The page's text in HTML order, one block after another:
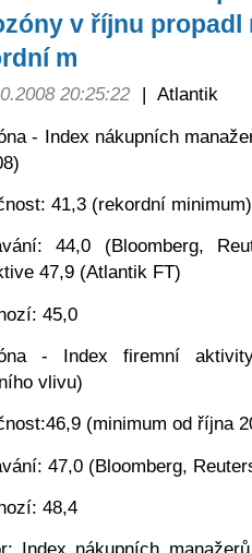
v říjnu propadl
m
20:25:22 | Atlantik
- Index nákupních
41,3 (rekordní minimum)
44,0 (Bloomberg,
47,9 (Atlantik FT)
45,0
- Index firemní
vlivu)
(minimum od října
47,0 (Bloomberg,
48,4